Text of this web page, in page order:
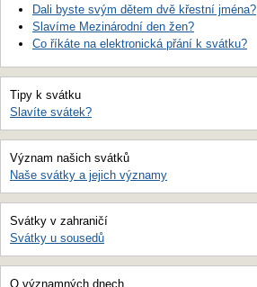
Dali byste svým dětem dvě křestní jména?
Slavíme Mezinárodní den žen?
Co říkáte na elektronická přání k svátku?
Tipy k svátku
Slavíte svátek?
Význam našich svátků
Naše svátky a jejich významy
Svátky v zahraničí
Svátky u sousedů
O významných dnech